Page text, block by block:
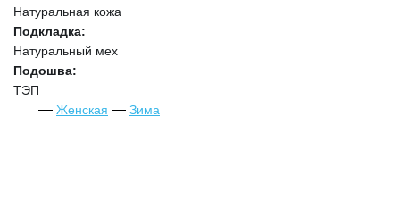
Натуральная кожа
Подкладка:
Натуральный мех
Подошва:
ТЭП
Женская
Зима